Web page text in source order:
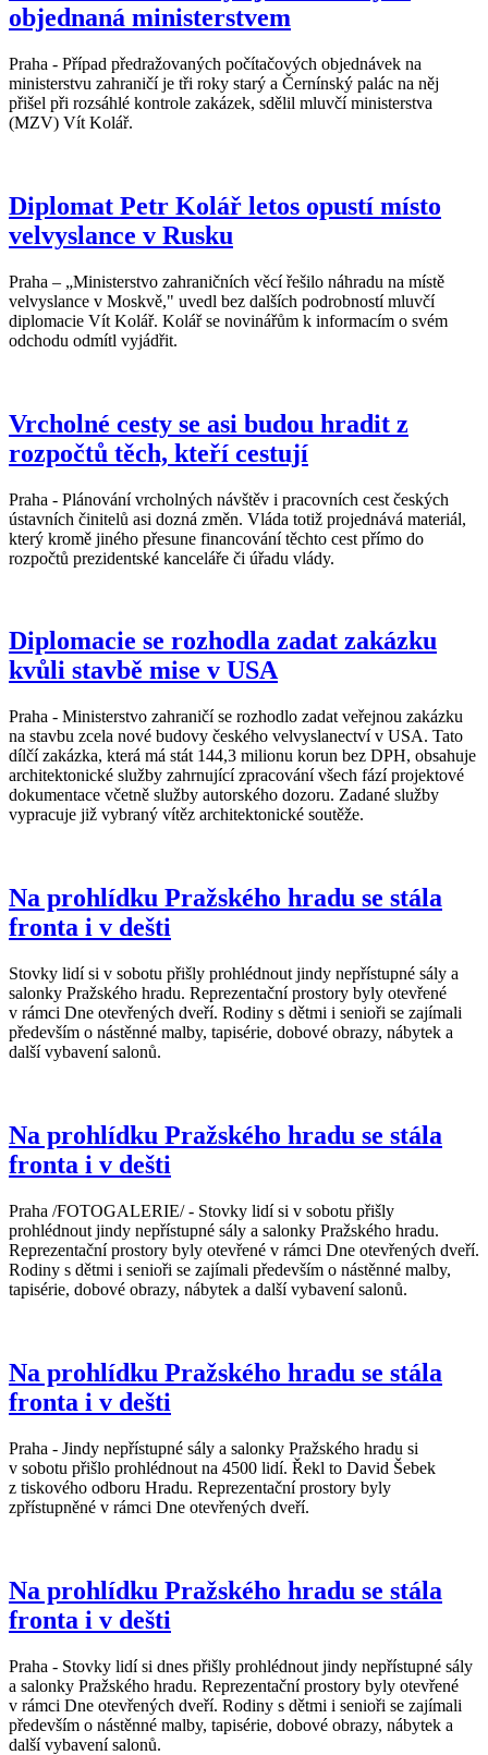
objednaná ministerstvem
Praha - Případ předražovaných počítačových objednávek na
ministerstvu zahraničí je tři roky starý a Černínský palác na něj
přišel při rozsáhlé kontrole zakázek, sdělil mluvčí ministerstva
(MZV) Vít Kolář.
Diplomat Petr Kolář letos opustí místo
velvyslance v Rusku
Praha – „Ministerstvo zahraničních věcí řešilo náhradu na místě
velvyslance v Moskvě," uvedl bez dalších podrobností mluvčí
diplomacie Vít Kolář. Kolář se novinářům k informacím o svém
odchodu odmítl vyjádřit.
Vrcholné cesty se asi budou hradit z
rozpočtů těch, kteří cestují
Praha - Plánování vrcholných návštěv i pracovních cest českých
ústavních činitelů asi dozná změn. Vláda totiž projednává materiál,
který kromě jiného přesune financování těchto cest přímo do
rozpočtů prezidentské kanceláře či úřadu vlády.
Diplomacie se rozhodla zadat zakázku
kvůli stavbě mise v USA
Praha - Ministerstvo zahraničí se rozhodlo zadat veřejnou zakázku
na stavbu zcela nové budovy českého velvyslanectví v USA. Tato
dílčí zakázka, která má stát 144,3 milionu korun bez DPH, obsahuje
architektonické služby zahrnující zpracování všech fází projektové
dokumentace včetně služby autorského dozoru. Zadané služby
vypracuje již vybraný vítěz architektonické soutěže.
Na prohlídku Pražského hradu se stála
fronta i v dešti
Stovky lidí si v sobotu přišly prohlédnout jindy nepřístupné sály a
salonky Pražského hradu. Reprezentační prostory byly otevřené
v rámci Dne otevřených dveří. Rodiny s dětmi i senioři se zajímali
především o nástěnné malby, tapisérie, dobové obrazy, nábytek a
další vybavení salonů.
Na prohlídku Pražského hradu se stála
fronta i v dešti
Praha /FOTOGALERIE/ - Stovky lidí si v sobotu přišly
prohlédnout jindy nepřístupné sály a salonky Pražského hradu.
Reprezentační prostory byly otevřené v rámci Dne otevřených dveří.
Rodiny s dětmi i senioři se zajímali především o nástěnné malby,
tapisérie, dobové obrazy, nábytek a další vybavení salonů.
Na prohlídku Pražského hradu se stála
fronta i v dešti
Praha - Jindy nepřístupné sály a salonky Pražského hradu si
v sobotu přišlo prohlédnout na 4500 lidí. Řekl to David Šebek
z tiskového odboru Hradu. Reprezentační prostory byly
zpřístupněné v rámci Dne otevřených dveří.
Na prohlídku Pražského hradu se stála
fronta i v dešti
Praha - Stovky lidí si dnes přišly prohlédnout jindy nepřístupné sály
a salonky Pražského hradu. Reprezentační prostory byly otevřené
v rámci Dne otevřených dveří. Rodiny s dětmi i senioři se zajímali
především o nástěnné malby, tapisérie, dobové obrazy, nábytek a
další vybavení salonů.